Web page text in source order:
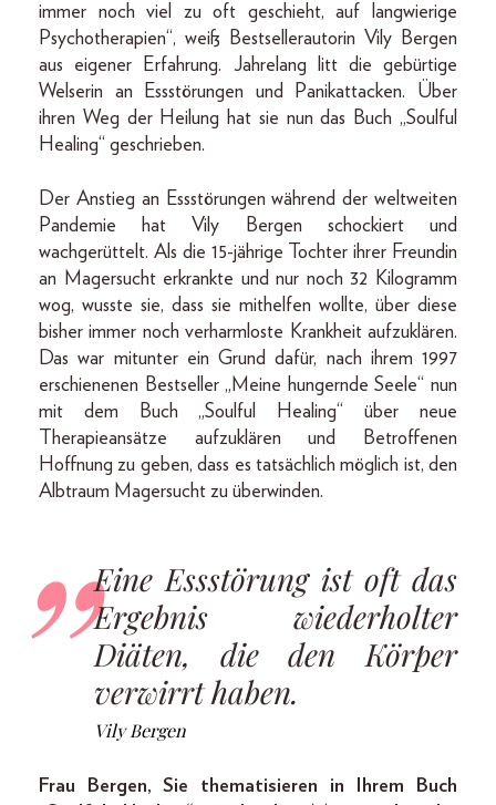
immer noch viel zu oft geschieht, auf langwierige
Psychotherapien“, weiß Bestsellerautorin Vily Bergen
aus eigener Erfahrung. Jahrelang litt die gebürtige
Welserin an Essstörungen und Panikattacken. Über
ihren Weg der Heilung hat sie nun das Buch „Soulful
Healing“ geschrieben.
Der Anstieg an Essstörungen während der weltweiten
Pandemie hat Vily Bergen schockiert und
wachgerüttelt. Als die 15-jährige Tochter ihrer Freundin
an Magersucht erkrankte und nur noch 32 Kilogramm
wog, wusste sie, dass sie mithelfen wollte, über diese
bisher immer noch verharmloste Krankheit aufzuklären.
Das war mitunter ein Grund dafür, nach ihrem 1997
erschienenen Bestseller „Meine hungernde Seele“ nun
mit dem Buch „Soulful Healing“ über neue
Therapieansätze aufzuklären und Betroffenen
Hoffnung zu geben, dass es tatsächlich möglich ist, den
Albtraum Magersucht zu überwinden.
Eine Essstörung ist oft das
Ergebnis wiederholter
Diäten, die den Körper
verwirrt haben.
Vily Bergen
Frau Bergen, Sie thematisieren in Ihrem Buch